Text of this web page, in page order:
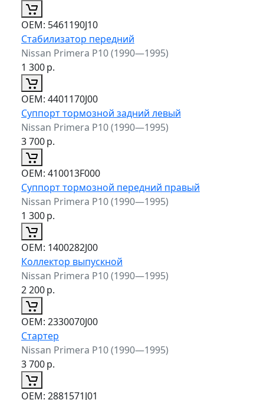
ОЕМ: 5461190J10
Стабилизатор передний
Nissan Primera P10 (1990—1995)
1 300р.
ОЕМ: 4401170J00
Суппорт тормозной задний левый
Nissan Primera P10 (1990—1995)
3 700р.
ОЕМ: 410013F000
Суппорт тормозной передний правый
Nissan Primera P10 (1990—1995)
1 300р.
ОЕМ: 1400282J00
Коллектор выпускной
Nissan Primera P10 (1990—1995)
2 200р.
ОЕМ: 2330070J00
Стартер
Nissan Primera P10 (1990—1995)
3 700р.
ОЕМ: 2881571J01